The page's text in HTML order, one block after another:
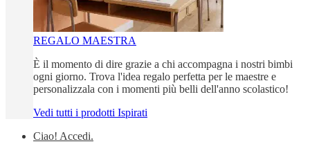
REGALO MAESTRA
È il momento di dire grazie a chi accompagna i nostri bimbi
ogni giorno. Trova l'idea regalo perfetta per le maestre e
personalizzala con i momenti più belli dell'anno scolastico!
Vedi tutti i prodotti Ispirati
Ciao! Accedi.